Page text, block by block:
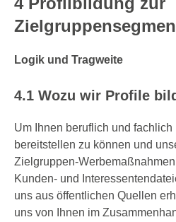
Logik und Tragweite
4.1 Wozu wir Profile
Um Ihnen beruflich und
bereitstellen zu können und
Zielgruppen-
Kunden- und
uns aus öffentlichen Quellen
uns von Ihnen im